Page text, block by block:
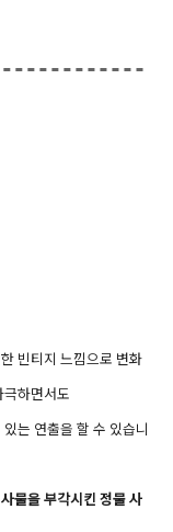
빈티지 느낌으로 변화
하면서도
는 연출을 할 수 있습니
물을 부각시킨 정물 사